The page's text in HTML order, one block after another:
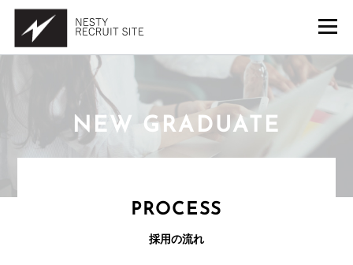
NEW GRADUATE
PROCESS
採用の流れ